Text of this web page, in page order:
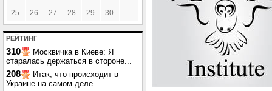
25 26 27 28 29 30
РЕЙТИНГ
310
Москвичка в Киеве: Я
старалась держаться в стороне...
208
Итак, что происходит в
Украине на самом деле